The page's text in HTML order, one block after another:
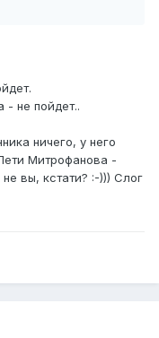
- не пойдет..
ничего, у него
Митрофанова -
вы, кстати? :-))) Слог